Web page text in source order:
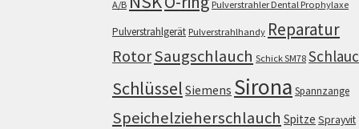
A/B Pulverstrahler Dental Prophylaxe
Pulverstrahlgerät Pulverstrahlhandy Reparatur
RotorSaugschlauch Schick SM78
Schlüssel Siemens Sirona Spannzange
Speichelzieherschlauch Spitze Sprayvit